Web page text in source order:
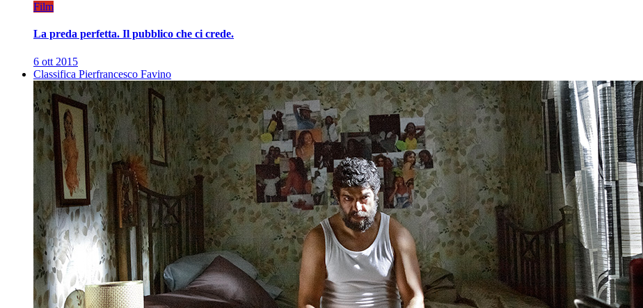
Film
La preda perfetta. Il pubblico che ci crede.
6 ott 2015
Classifica Pierfrancesco Favino